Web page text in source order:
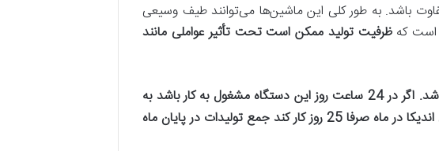
باشد. به طور کلی این ماشین‌ها می‌توانند طیف وسیعی
است کهظرفیت تولید ممکن است تحت تأثیر عواملی مانند
تا 40 کیلو تولید نایلون داشته باشد. اگر در 24 ساعت روز این دستگاه مشغول به کار باشد به
این معناست که می‌تواند در روز 360 تا 960 کیلو نایلون تولید کند. اگر دستگاه تولید نایلون خانگی اندیکا در ماه صرفا 25 روز کار کند جمع تولیدات در پایان ماه